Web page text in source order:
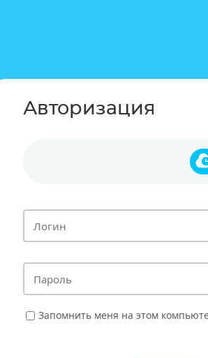
Авторизация
Запомнить меня на этом